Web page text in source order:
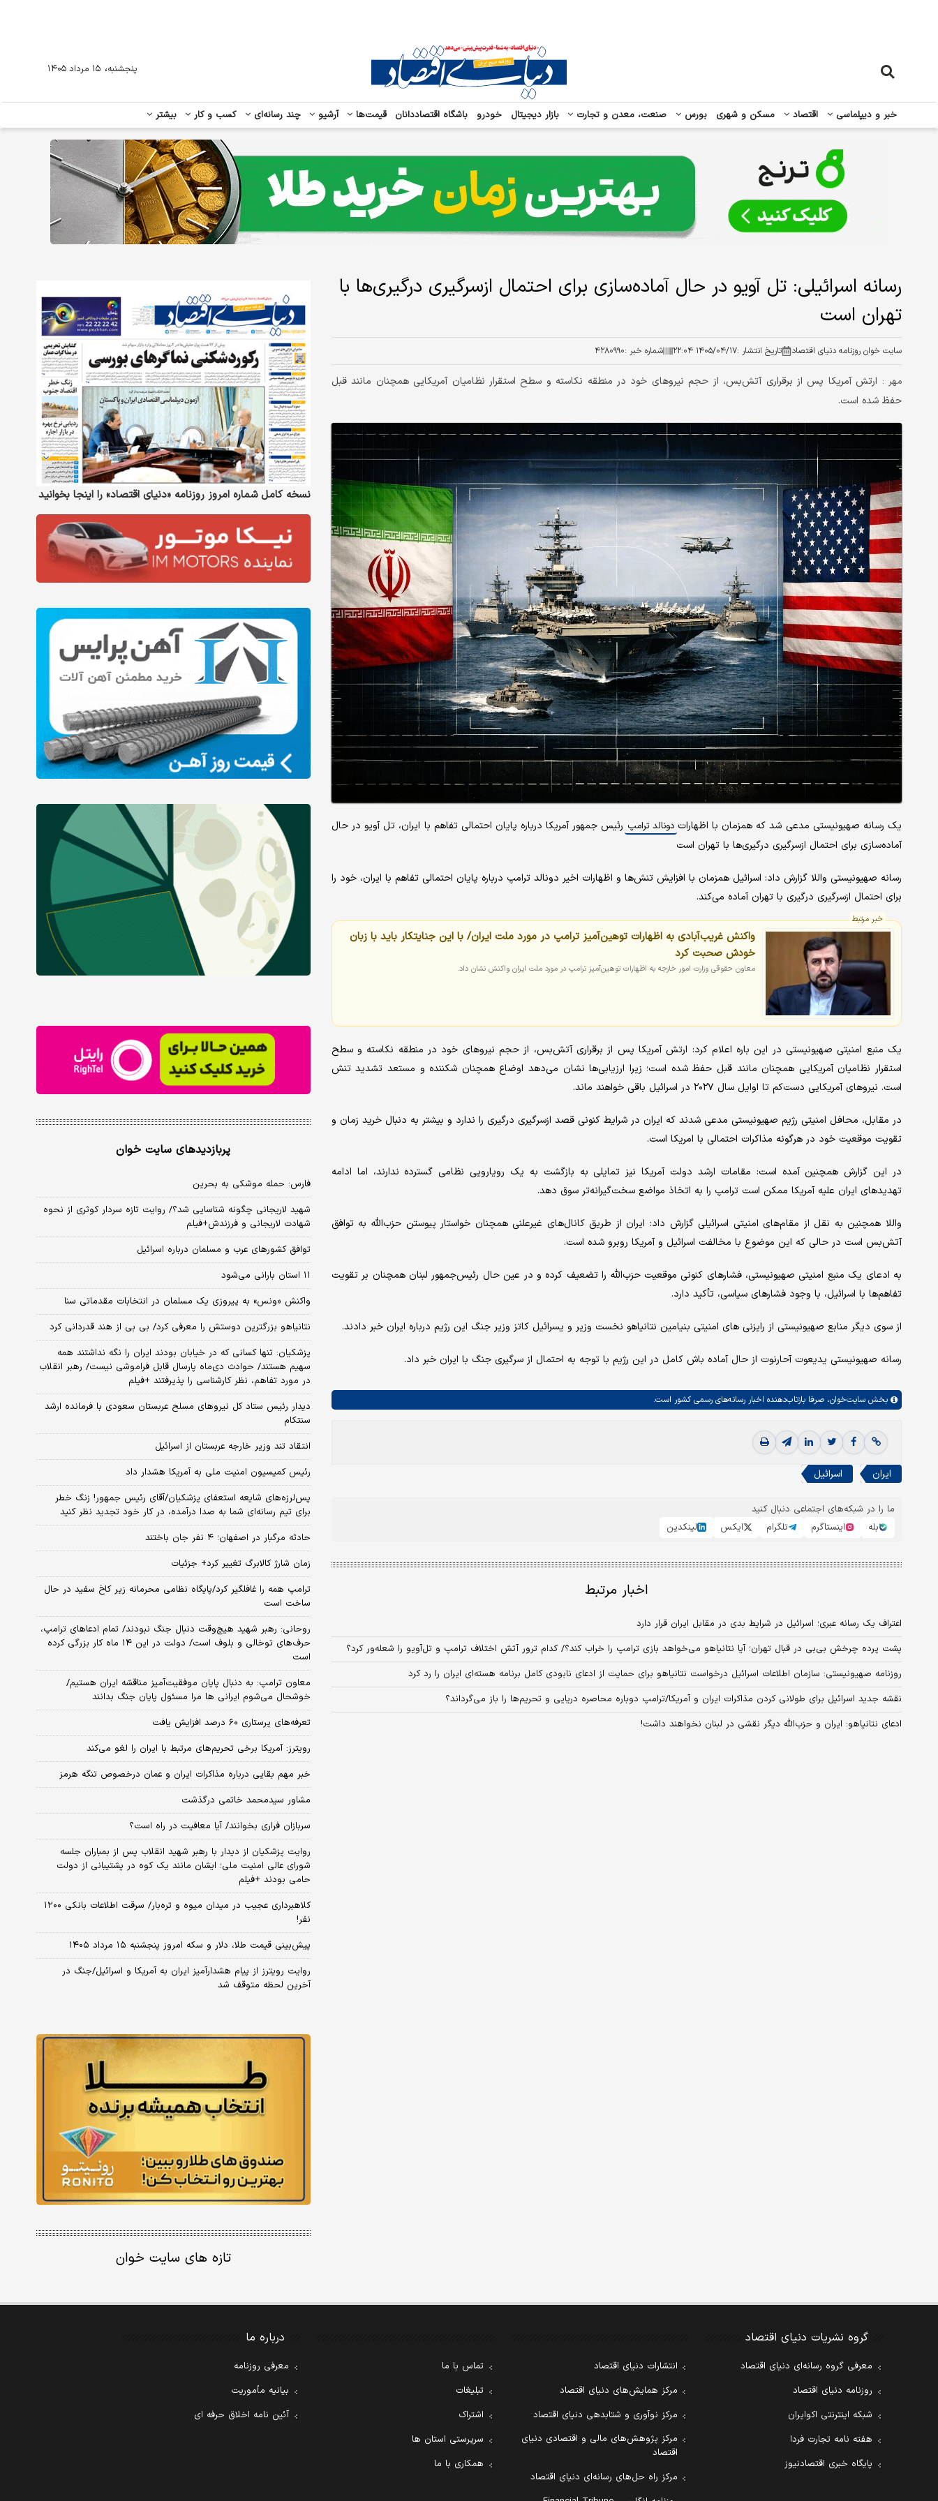
خبر و دیپلماسی اقتصاد مسکن و شهری بورس صنعت، معدن و تجارت بازار دیجیتال خودرو باشگاه اقتصاددانان قیمت‌ها آرشیو چند رسانه‌ای کسب و کار بیشتر
پنجشنبه، ۱۵ مرداد ۱۴۰۵
رسانه اسرائیلی: تل آویو در حال آماده‌سازی برای احتمال ازسرگیری درگیری‌ها با
تهران است
سایت خوان روزنامه دنیای اقتصاد تاریخ انتشار :۱۴۰۵/۰۴/۱۷ ۲۲:۰۴ شماره خبر :۴۲۸۰۹۹۰
مهر : ارتش آمریکا پس از برقراری آتش‌بس، از حجم نیروهای خود در منطقه نکاسته و سطح استقرار نظامیان آمریکایی همچنان مانند قبل
حفظ شده است.
یک رسانه صهیونیستی مدعی شد که همزمان با اظهارات دونالد ترامپ رئیس جمهور آمریکا درباره پایان احتمالی تفاهم با ایران، تل آویو در حال
آماده‌سازی برای احتمال ازسرگیری درگیری‌ها با تهران است
رسانه صهیونیستی واللا گزارش داد: اسرائیل همزمان با افزایش تنش‌ها و اظهارات اخیر دونالد ترامپ درباره پایان احتمالی تفاهم با ایران، خود را
برای احتمال ازسرگیری درگیری با تهران آماده می‌کند.
خبر مرتبط
واکنش غریب‌آبادی به اظهارات توهین‌آمیز ترامپ در مورد ملت ایران/ با این جنایتکار باید با زبان
خودش صحبت کرد
معاون حقوقی وزارت امور خارجه به اظهارات توهین‌آمیز ترامپ در مورد ملت ایران واکنش نشان داد.
یک منبع امنیتی صهیونیستی در این باره اعلام کرد: ارتش آمریکا پس از برقراری آتش‌بس، از حجم نیروهای خود در منطقه نکاسته و سطح
استقرار نظامیان آمریکایی همچنان مانند قبل حفظ شده است؛ زیرا ارزیابی‌ها نشان می‌دهد اوضاع همچنان شکننده و مستعد تشدید تنش
است. نیروهای آمریکایی دست‌کم تا اوایل سال ۲۰۲۷ در اسرائیل باقی خواهند ماند.
در مقابل، محافل امنیتی رژیم صهیونیستی مدعی شدند که ایران در شرایط کنونی قصد ازسرگیری درگیری را ندارد و بیشتر به دنبال خرید زمان و
تقویت موقعیت خود در هرگونه مذاکرات احتمالی با امریکا است.
در این گزارش همچنین آمده است: مقامات ارشد دولت آمریکا نیز تمایلی به بازگشت به یک رویارویی نظامی گسترده ندارند، اما ادامه
تهدیدهای ایران علیه آمریکا ممکن است ترامپ را به اتخاذ مواضع سخت‌گیرانه‌تر سوق دهد.
واللا همچنین به نقل از مقام‌های امنیتی اسرائیلی گزارش داد: ایران از طریق کانال‌های غیرعلنی همچنان خواستار پیوستن حزب‌الله به توافق
آتش‌بس است در حالی که این موضوع با مخالفت اسرائیل و آمریکا روبرو شده است.
به ادعای یک منبع امنیتی صهیونیستی، فشارهای کنونی موقعیت حزب‌الله را تضعیف کرده و در عین حال رئیس‌جمهور لبنان همچنان بر تقویت
تفاهم‌ها با اسرائیل، با وجود فشارهای سیاسی، تأکید دارد.
از سوی دیگر منابع صهیونیستی از رایزنی های امنیتی بنیامین نتانیاهو نخست وزیر و یسرائیل کاتز وزیر جنگ این رژیم درباره ایران خبر دادند.
رسانه صهیونیستی یدیعوت آحارنوت از حال آماده باش کامل در این رژیم با توجه به احتمال از سرگیری جنگ با ایران خبر داد.
بخش سایت‌خوان، صرفا بازتاب‌دهنده اخبار رسانه‌های رسمی کشور است.
ایران اسرائیل
ما را در شبکه‌های اجتماعی دنبال کنید
بله
اینستاگرم تلگرام ایکس لینکدین
اخبار مرتبط
اعتراف یک رسانه عبری؛ اسرائیل در شرایط بدی در مقابل ایران قرار دارد
پشت پرده چرخش بی‌بی در قبال تهران؛ آیا نتانیاهو می‌خواهد بازی ترامپ را خراب کند؟/ کدام ترور آتش اختلاف ترامپ و تل‌آویو را شعله‌ور کرد؟
روزنامه صهیونیستی: سازمان اطلاعات اسرائیل درخواست نتانیاهو برای حمایت از ادعای نابودی کامل برنامه هسته‌ای ایران را رد کرد
نقشه جدید اسرائیل برای طولانی کردن مذاکرات ایران و آمریکا/ترامپ دوباره‌ محاصره دریایی و تحریم‌ها را باز‌ می‌گرداند؟
ادعای نتانیاهو: ایران و حزب‌الله دیگر نقشی در لبنان نخواهند داشت!
نسخه کامل شماره امروز روزنامه «دنیای‌ اقتصاد» را اینجا بخوانید
پربازدیدهای سایت خوان
فارس: حمله موشکی به بحرین
شهید لاریجانی چگونه شناسایی شد؟/ روایت تازه سردار کوثری از نحوه
شهادت لاریجانی و فرزندش+فیلم
توافق کشورهای عرب و مسلمان درباره اسرائیل
۱۱ استان بارانی می‌شود
واکنش «ونس» به پیروزی یک مسلمان در انتخابات مقدماتی سنا
نتانیاهو بزرگترین دوستش را معرفی کرد/ بی بی از هند قدردانی کرد
پزشکیان: تنها کسانی که در خیابان بودند ایران را نگه نداشتند همه
سهیم هستند/ حوادث دی‌ماه پارسال قابل فراموشی نیست/ رهبر انقلاب
در مورد تفاهم، نظر کارشناسی را پذیرفتند +فیلم
دیدار رئیس ستاد کل نیروهای مسلح عربستان سعودی با فرمانده ارشد
سنتکام
انتقاد تند وزیر خارجه عربستان از اسرائیل
رئیس کمیسیون امنیت ملی به آمریکا هشدار داد
پس‌لرزه‌های شایعه استعفای پزشکیان/آقای رئیس جمهور! زنگ خطر
برای تیم رسانه‌ای شما به صدا درآمده، در کار خود تجدید نظر کنید
حادثه مرگبار در اصفهان؛ ۴ نفر جان باختند
زمان شارژ کالابرگ تغییر کرد+ جزئیات
ترامپ همه را غافلگیر کرد/پایگاه نظامی محرمانه زیر کاخ سفید در حال
ساخت است
روحانی: رهبر شهید هیچ‌وقت دنبال جنگ نبودند/ تمام ادعاهای ترامپ،
حرف‌های توخالی و بلوف است/ دولت در این ۱۴ ماه کار بزرگی کرده
است
معاون ترامپ: به دنبال پایان موفقیت‌آمیز مناقشه ایران هستیم/
خوشحال می‌شوم ایرانی ها مرا مسئول پایان جنگ بدانند
تعرفه‌های پرستاری ۶۰ درصد افزایش یافت
رویترز: آمریکا برخی تحریم‌های مرتبط با ایران را لغو می‌کند
خبر مهم بقایی درباره مذاکرات ایران و عمان درخصوص تنگه هرمز
مشاور سیدمحمد خاتمی درگذشت
سربازان فراری بخوانند/ آیا معافیت در راه است؟
روایت پزشکیان از دیدار با رهبر شهید انقلاب پس از بمباران جلسه
شورای عالی امنیت ملی؛ ایشان مانند یک کوه در پشتیبانی از دولت
حامی بودند +فیلم
کلاهبرداری عجیب در میدان میوه و تره‌بار/ سرقت اطلاعات بانکی ۱۲۰۰
نفر!
پیش‌بینی قیمت طلا، دلار و سکه امروز پنجشنبه ۱۵ مرداد ۱۴۰۵
روایت رویترز از پیام هشدارآمیز ایران به آمریکا و اسرائیل/جنگ در
آخرین لحظه متوقف شد
تازه های سایت خوان
گروه نشریات دنیای اقتصاد
معرفی گروه رسانه‌ای دنیای اقتصاد
روزنامه دنیای اقتصاد
شبکه اینترنتی اکوایران
هفته نامه تجارت فردا
پایگاه خبری اقتصادنیوز
انتشارات دنیای اقتصاد
مرکز همایش‌های دنیای اقتصاد
مرکز نوآوری و شتابدهی دنیای اقتصاد
مرکز پژوهش‌های مالی و اقتصادی دنیای
اقتصاد
مرکز راه حل‌های رسانه‌ای دنیای اقتصاد
تماس با ما
تبلیغات
اشتراک
سرپرستی استان ها
همکاری با ما
درباره ما
معرفی روزنامه
بیانیه مأموریت
آئین نامه اخلاق حرفه ای